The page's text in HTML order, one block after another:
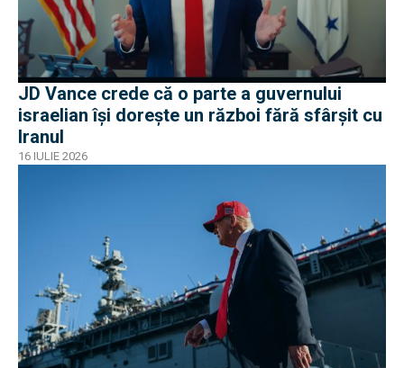
JD Vance crede că o parte a guvernului
israelian își dorește un război fără sfârșit cu
Iranul
16 IULIE 2026